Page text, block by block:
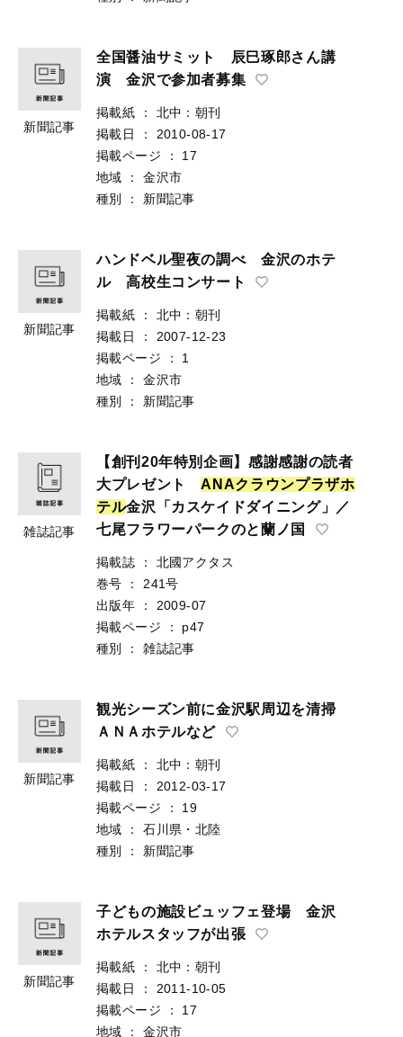
新聞記事
全国醤油サミット 辰巳琢郎さん講
演 金沢で参加者募集
掲載紙 ：
北中：朝刊
掲載日
：
2010-08-17
掲載ページ
：
17
地域
：
金沢市
種別
： 新聞記事
新聞記事
ハンドベル聖夜の調べ 金沢のホテ
ル 高校生コンサート
掲載紙 ：
北中：朝刊
掲載日
：
2007-12-23
掲載ページ
：
1
地域
：
金沢市
種別
： 新聞記事
雑誌記事
【創刊20年特別企画】感謝感謝の読者
大プレゼントA N Aク ラ ウンプラザホ
テル金沢「カスケイドダイニング」／
七尾フラワーパークのと蘭ノ国
掲載誌 ：
北國アクタス
巻号
：
241号
出版年
：
2009-07
掲載ページ
：
p47
種別
： 雑誌記事
新聞記事
観光シーズン前に金沢駅周辺を清掃
ＡＮＡホテルなど
掲載紙 ：
北中：朝刊
掲載日
：
2012-03-17
掲載ページ
：
19
地域
：
石川県・北陸
種別
： 新聞記事
新聞記事
子どもの施設ビュッフェ登場 金沢
ホテルスタッフが出張
掲載紙 ：
北中：朝刊
掲載日
：
2011-10-05
掲載ページ
：
17
地域
：
金沢市